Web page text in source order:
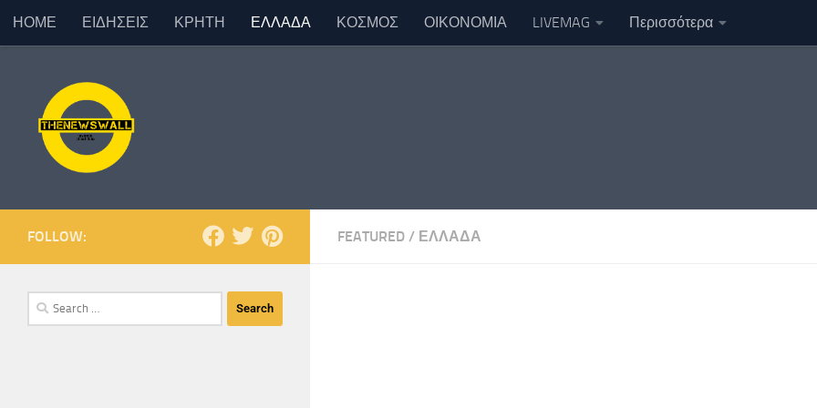
Skip to content
ΗΟΜΕ ΕΙΔΗΣΕΙΣ ΚΡΗΤΗ ΕΛΛΑΔΑ ΚΟΣΜΟΣ ΟΙΚΟΝΟΜΙΑ LIVEMAG Περισσότερα
FEATURED / ΕΛΛΑΔΑ
FOLLOW: